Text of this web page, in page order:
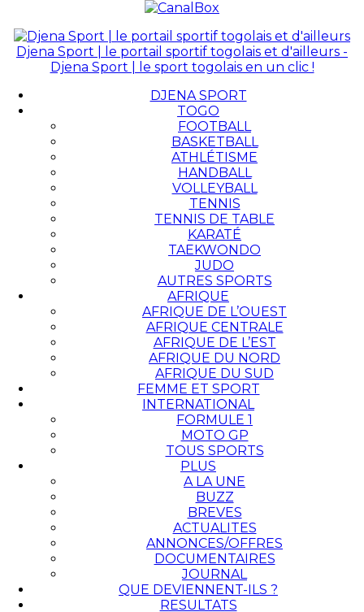
Djena Sport | le portail sportif togolais et d'ailleurs -
Djena Sport | le sport togolais en un clic !
DJENA SPORT
TOGO
FOOTBALL
BASKETBALL
ATHLÉTISME
HANDBALL
VOLLEYBALL
TENNIS
TENNIS DE TABLE
KARATÉ
TAEKWONDO
JUDO
AUTRES SPORTS
AFRIQUE
AFRIQUE DE L’OUEST
AFRIQUE CENTRALE
AFRIQUE DE L’EST
AFRIQUE DU NORD
AFRIQUE DU SUD
FEMME ET SPORT
INTERNATIONAL
FORMULE 1
MOTO GP
TOUS SPORTS
PLUS
A LA UNE
BUZZ
BREVES
ACTUALITES
ANNONCES/OFFRES
DOCUMENTAIRES
JOURNAL
QUE DEVIENNENT-ILS ?
RESULTATS